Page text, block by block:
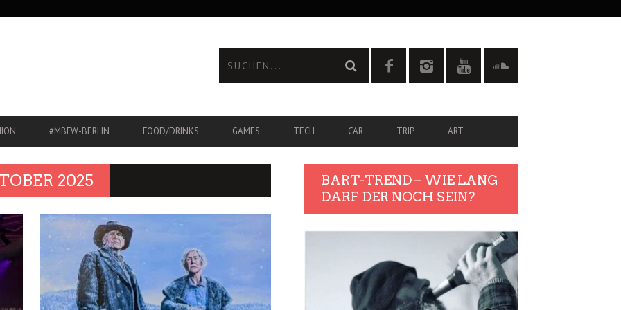
#MBFW-BERLIN FOOD/DRINKS GAMES TECH CAR TRIP ART
2025
BART-TREND – WIE LANG
DARF DER NOCH SEIN?